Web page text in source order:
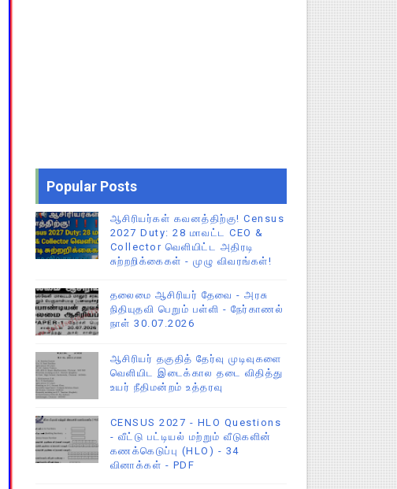
Popular Posts
ஆசிரியர்கள் கவனத்திற்கு! Census
2027 Duty: 28 மாவட்ட CEO &
Collector வெளியிட்ட அதிரடி
சுற்றறிக்கைகள் - முழு விவரங்கள்!
தலைமை ஆசிரியர் தேவை - அரசு
நிதியுதவி பெறும் பள்ளி - நேர்காணல்
நாள் 30.07.2026
ஆசிரியர் தகுதித் தேர்வு முடிவுகளை
வெளியிட இடைக்கால தடை விதித்து
உயர் நீதிமன்றம் உத்தரவு
CENSUS 2027 - HLO Questions
- வீட்டு பட்டியல் மற்றும் வீடுகளின்
கணக்கெடுப்பு (HLO) - 34
வினாக்கள் - PDF